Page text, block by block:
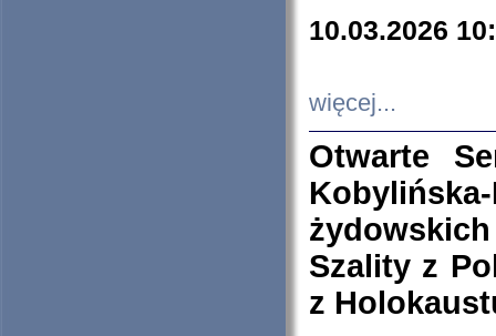
10.03.2026
więcej...
Otwarte
Szality z
z